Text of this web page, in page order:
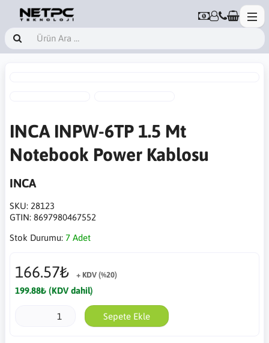
INCA INPW-6TP 1.5 Mt
Notebook Power Kablosu
INCA
SKU: 28123
GTIN: 8697980467552
Stok Durumu: 7 Adet
166.57₺ + KDV (%20)
199.88₺ (KDV dahil)
Sepete Ekle